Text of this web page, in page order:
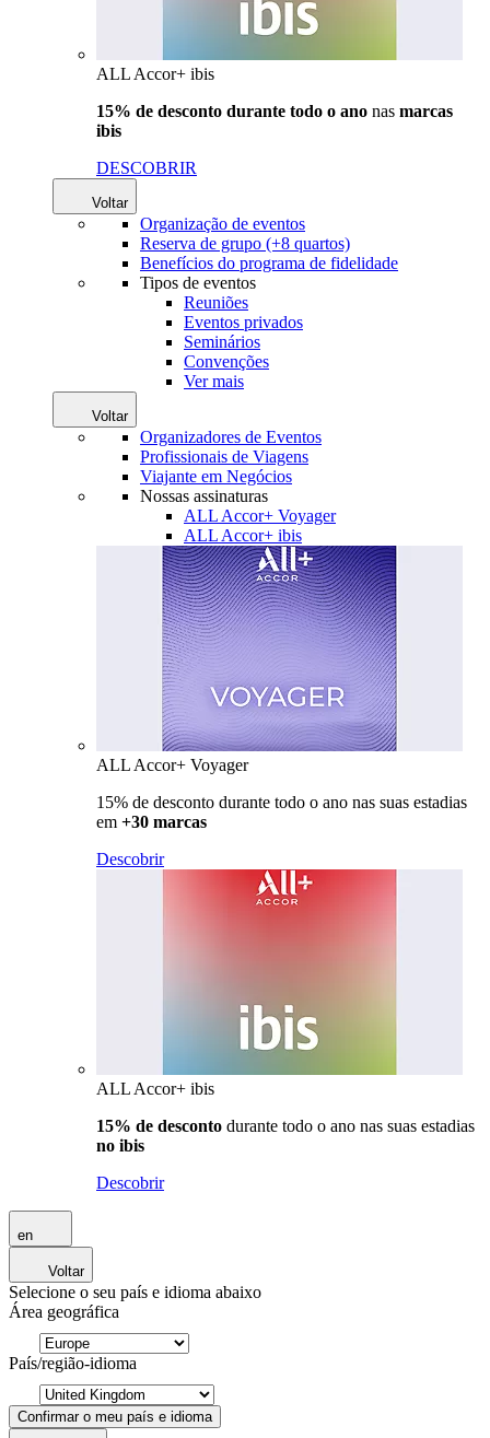
ALL Accor+ ibis
15% de desconto durante todo o ano nas marcas
ibis
DESCOBRIR
Voltar
Organização de eventos
Reserva de grupo (+8 quartos)
Benefícios do programa de fidelidade
Tipos de eventos
Reuniões
Eventos privados
Seminários
Convenções
Ver mais
Voltar
Organizadores de Eventos
Profissionais de Viagens
Viajante em Negócios
Nossas assinaturas
ALL Accor+ Voyager
ALL Accor+ ibis
ALL Accor+ Voyager
15% de desconto durante todo o ano nas suas estadias
em +30 marcas
Descobrir
ALL Accor+ ibis
15% de desconto durante todo o ano nas suas estadias
no ibis
Descobrir
en
Voltar
Selecione o seu país e idioma abaixo
Área geográfica
País/região-idioma
Confirmar o meu país e idioma